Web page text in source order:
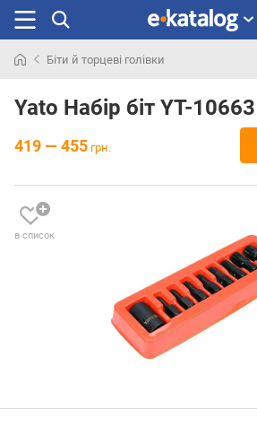
раніше
Біти й торцеві голівки
Yato Набір біт YT-10663
419 — 455 грн.
в список